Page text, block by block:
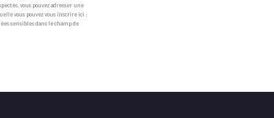
vous pouvez adresser une
vous pouvez vous inscrire ici :
sensibles dans le champ de